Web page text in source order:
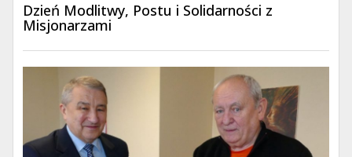
Dzień Modlitwy, Postu i Solidarności z
Misjonarzami